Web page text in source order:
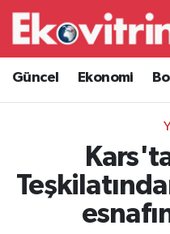
Güncel Ekonomi
Güncel
Ekonomi
Borsa Haberleri
İş Dünyası
Lojistik
Hava Durumu
Trafik Durumu
Süper Lig Puan
Tüm Manşetler
Son Dakika